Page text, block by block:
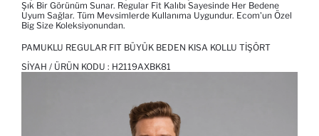
Şık Bir Görünüm Sunar. Regular Fit Kalıbı Sayesinde Her Bedene
Uyum Sağlar. Tüm Mevsimlerde Kullanıma Uygundur. Ecom'un Özel
Big Size Koleksiyonundan.
PAMUKLU REGULAR FIT BÜYÜK BEDEN KISA KOLLU TIŞÖRT
SIYAH / ÜRÜN KODU : H2119AXBK81